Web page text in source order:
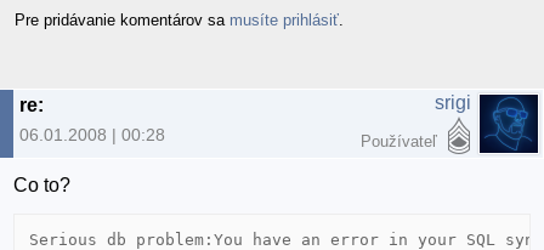
Pre pridávanie komentárov sa musíte prihlásiť
re:
06.01.2008 | 00:28
srigi
Používateľ
Co to?
Serious db problem:You have an error in your SQL